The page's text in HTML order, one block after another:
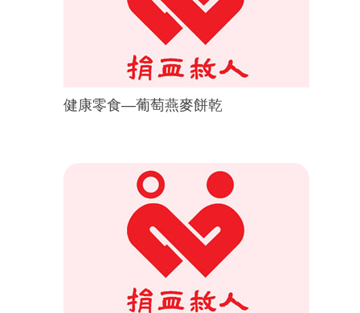
健康零食—葡萄燕麥餅乾